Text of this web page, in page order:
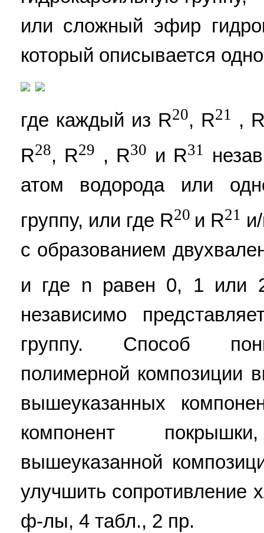
или сложный эфир
который описывается
где каждый из R20, R21 ,
R28, R29 , R30 и R31
атом водорода или
группу, или где R20 и R21
с образованием
и где n равен 0, 1 или
независимо
группу. Способ
полимерной композиции
вышеуказанных
компонент
вышеуказанной
улучшить сопротивление
ф-лы, 4 табл., 2 пр.